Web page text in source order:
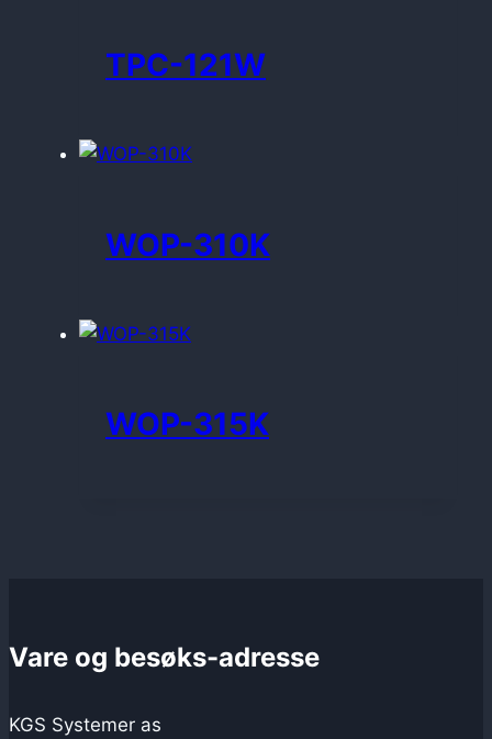
TPC-121W
WOP-310K
WOP-315K
Vare og besøks-adresse
KGS Systemer as